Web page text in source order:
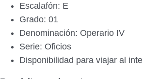
Escalafón: E
Grado: 01
Denominación: Operario IV
Serie: Oficios
Disponibilidad para viajar al